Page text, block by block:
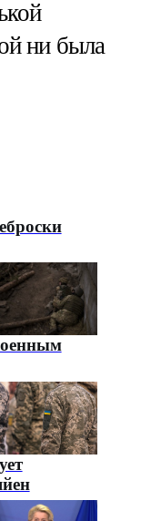
ни была